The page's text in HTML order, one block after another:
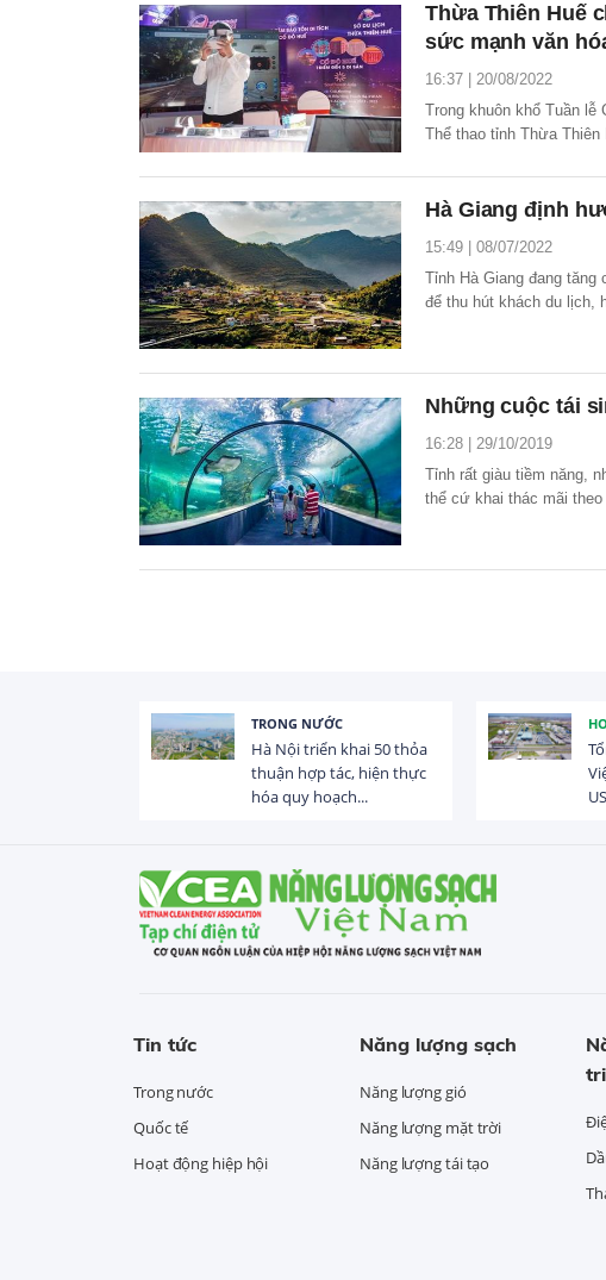
Thừa Thiên Huế
sức mạnh văn
16:37 | 20/08/2022
Trong khuôn khổ Tuần lễ
Thể thao tỉnh Thừa
Hà Giang định
15:49 | 08/07/2022
Tỉnh Hà Giang đang
để thu hút khách du lịch,
Những cuộc tái
16:28 | 29/10/2019
Tỉnh rất giàu tiềm năng,
thể cứ khai thác mãi theo
TRONG NƯỚC
Hà Nội triển khai 50 thỏa
thuận hợp tác, hiện thực
hóa quy hoạch...
Tin tức
Trong nước
Quốc tế
Hoạt động hiệp hội
Năng lượng sạch
Năng lượng gió
Năng lượng mặt trời
Năng lượng tái tạo